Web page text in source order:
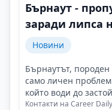
Бърнаут -
заради липса
Новини
Бърнаутът,
само личен
който води до
Контакти на Career